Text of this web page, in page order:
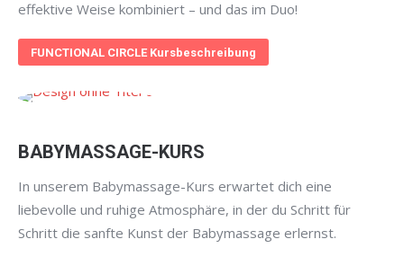
effektive Weise kombiniert – und das im Duo!
FUNCTIONAL CIRCLE Kursbeschreibung
BABYMASSAGE-KURS
In unserem Babymassage-Kurs erwartet dich eine
liebevolle und ruhige Atmosphäre, in der du Schritt für
Schritt die sanfte Kunst der Babymassage erlernst.